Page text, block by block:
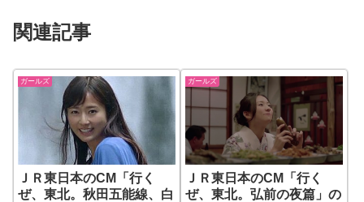
関連記事
ガールズ
ＪＲ東日本のCM「行く
ぜ、東北。秋田五能線、白
ガールズ
ＪＲ東日本のCM「行く
ぜ、東北。弘前の夜篇」の